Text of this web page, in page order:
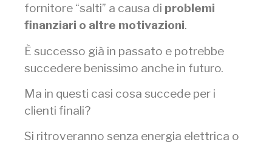
fornitore “salti” a causa di problemi
finanziari o altre motivazioni.
È successo già in passato e potrebbe
succedere benissimo anche in futuro.
Ma in questi casi cosa succede per i
clienti finali?
Si ritroveranno senza energia elettrica o